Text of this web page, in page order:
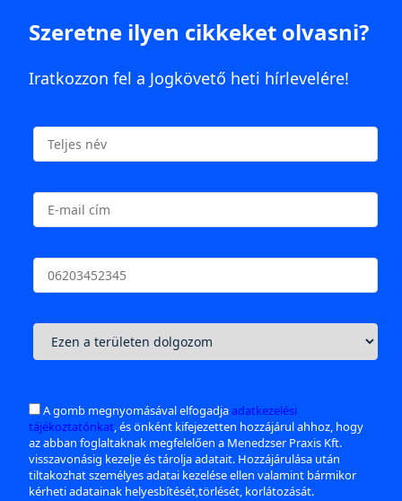
Szeretne ilyen cikkeket olvasni?
Iratkozzon fel a Jogkövető heti hírlevelére!
A gomb megnyomásával elfogadjaadatkezelési
tájékoztatónkat, és önként kifejezetten hozzájárul ahhoz, hogy
az abban foglaltaknak megfelelően a Menedzser Praxis Kft.
visszavonásig kezelje és tárolja adatait. Hozzájárulása után
tiltakozhat személyes adatai kezelése ellen valamint bármikor
kérheti adatainak helyesbítését,törlését, korlátozását.